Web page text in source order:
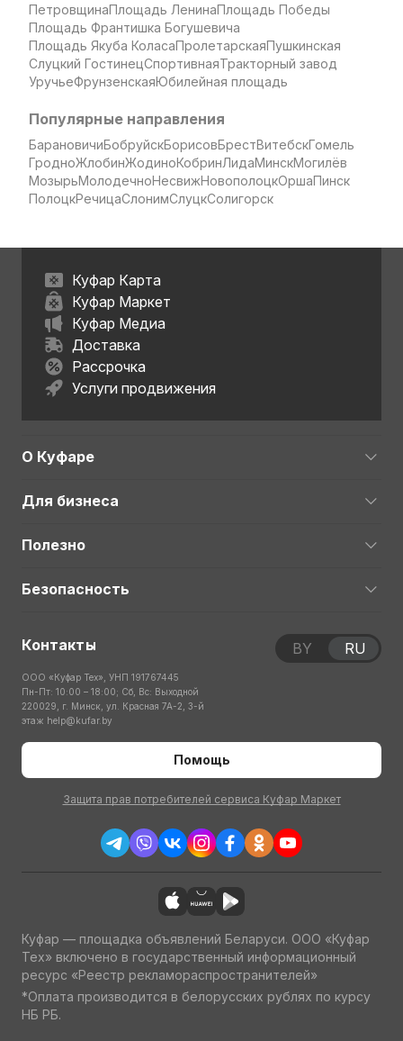
ПетровщинаПлощадь ЛенинаПлощадь Победы
Площадь Франтишка Богушевича
Площадь Якуба КоласаПролетарскаяПушкинская
Слуцкий ГостинецСпортивнаяТракторный завод
УручьеФрунзенскаяЮбилейная площадь
Популярные направления
БарановичиБобруйскБорисовБрестВитебскГомель
ГродноЖлобинЖодиноКобринЛидаМинскМогилёв
МозырьМолодечноНесвижНовополоцкОршаПинск
ПолоцкРечицаСлонимСлуцкСолигорск
Куфар Карта
Куфар Маркет
Куфар Медиа
Доставка
Рассрочка
Услуги продвижения
О Куфаре
Для бизнеса
Полезно
Безопасность
Контакты
ООО «Куфар Тех», УНП 191767445
Пн-Пт: 10:00 – 18:00; Сб, Вс: Выходной
220029, г. Минск, ул. Красная 7А-2, 3-й
этаж help@kufar.by
Помощь
Защита прав потребителей сервиса Куфар Маркет
BY RU
Куфар — площадка объявлений Беларуси. ООО «Куфар
Тех» включено в государственный информационный
ресурс «Реестр рекламораспространителей»
*Оплата производится в белорусских рублях по курсу
НБ РБ.